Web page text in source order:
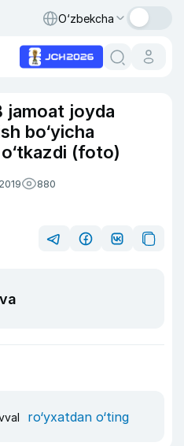
O‘zbekcha
jamoat joyda
bo‘yicha
(foto)
880
ro‘yxatdan o‘ting